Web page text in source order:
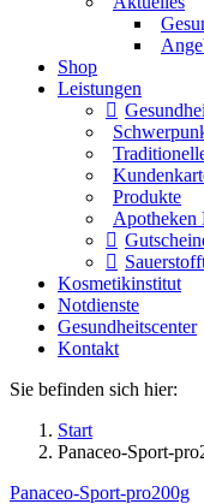
Shop
Leistungen
Produkte
Apotheken
Kosmetikinstitut
Notdienste
Gesundheitscenter
Kontakt
Sie befinden sich hier:
Start
Panaceo-Sport-
Panaceo-Sport-pro200g